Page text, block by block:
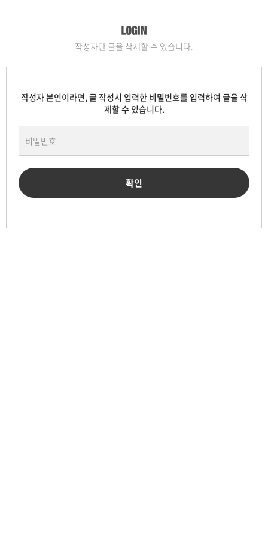
작성자만 글을 삭제할 수 있습니다.
작성자 본인이라면, 글 작성시 입력한 비밀번호를 입력하여 글을 삭
제할 수 있습니다.
확인